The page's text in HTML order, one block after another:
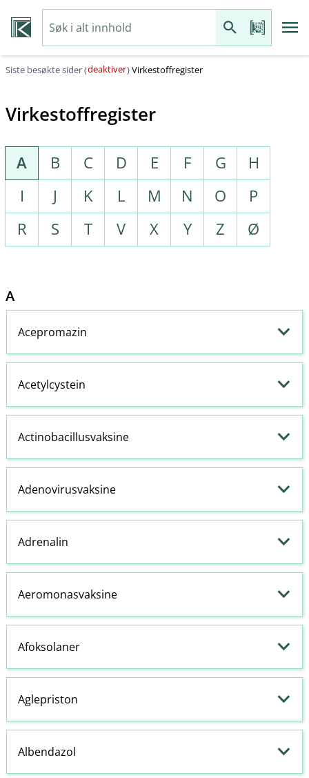
Siste besøkte sider (deaktiver)Virkestoffregister
Virkestoffregister
A B C D E F G
H
I
J K L M N O
P
R
S T V X Y Z Ø
A
Acepromazin
Acetylcystein
Actinobacillusvaksine
Adenovirusvaksine
Adrenalin
Aeromonasvaksine
Afoksolaner
Aglepriston
Albendazol